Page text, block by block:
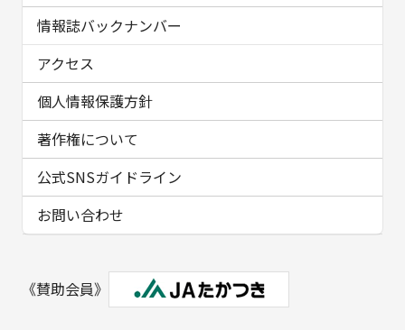
情報誌バックナンバー
アクセス
個人情報保護方針
著作権について
公式SNSガイドライン
お問い合わせ
《賛助会員》